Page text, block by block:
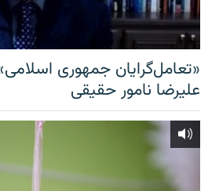
«تعامل‌گرایان جمهوری
علیرضا نامور حقیقی